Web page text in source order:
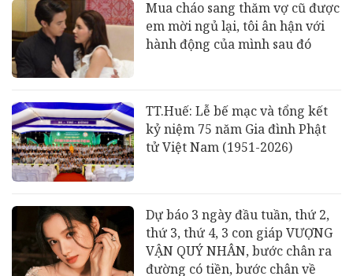
Mua cháo sang thăm vợ cũ được
em mời ngủ lại, tôi ân hận với
hành động của mình sau đó
TT.Huế: Lễ bế mạc và tổng kết
kỷ niệm 75 năm Gia đình Phật
tử Việt Nam (1951-2026)
Dự báo 3 ngày đầu tuần, thứ 2,
thứ 3, thứ 4, 3 con giáp VƯỢNG
VẬN QUÝ NHÂN, bước chân ra
đường có tiền, bước chân về